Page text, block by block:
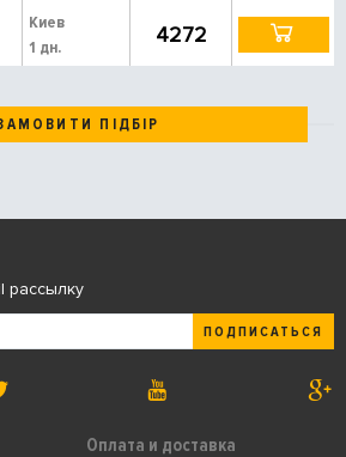
Киев
1 дн.
4272
ПІДБІР
Оплата и доставка
рассылку
ПОДПИСАТЬСЯ